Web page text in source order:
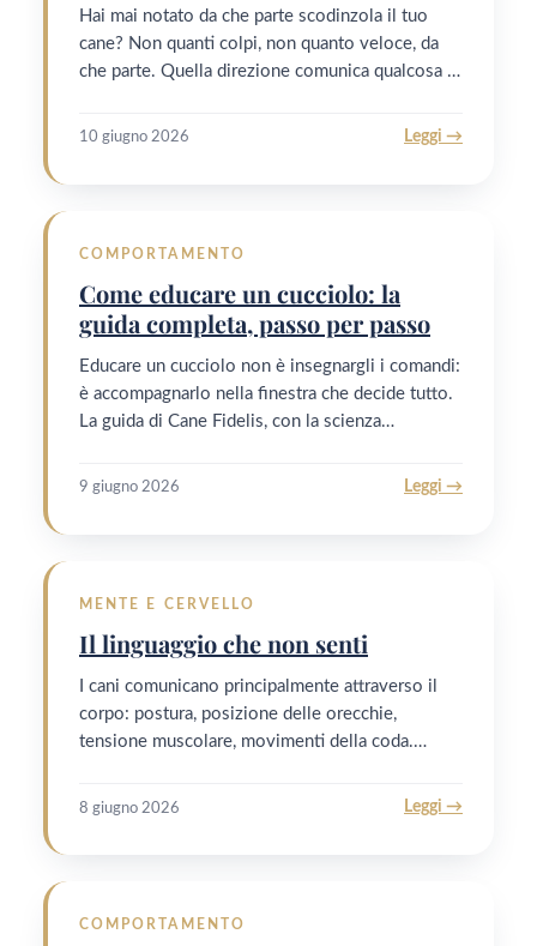
Hai mai notato da che parte scodinzola il tuo
cane? Non quanti colpi, non quanto veloce, da
che parte. Quella direzione comunica qualcosa …
10 giugno 2026 Leggi →
COMPORTAMENTO
Come educare un cucciolo: la
guida completa, passo per passo
Educare un cucciolo non è insegnargli i comandi:
è accompagnarlo nella finestra che decide tutto.
La guida di Cane Fidelis, con la scienza…
9 giugno 2026 Leggi →
MENTE E CERVELLO
Il linguaggio che non senti
I cani comunicano principalmente attraverso il
corpo: postura, posizione delle orecchie,
tensione muscolare, movimenti della coda.…
8 giugno 2026 Leggi →
COMPORTAMENTO